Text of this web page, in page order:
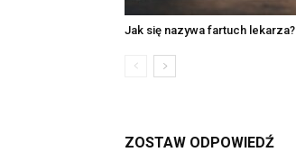
Jak się nazywa fartuch lekarza?
ZOSTAW ODPOWIEDŹ